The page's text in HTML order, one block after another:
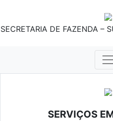
SECRETARIA DE FAZENDA –
SERVIÇOS